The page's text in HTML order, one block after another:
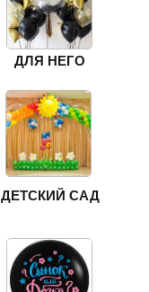
ДЛЯ НЕГО
ДЕТСКИЙ САД